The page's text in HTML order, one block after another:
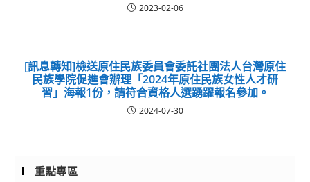
2023-02-06
[訊息轉知]檢送原住民族委員會委託社團法人台灣原住
民族學院促進會辦理「2024年原住民族女性人才研
習」海報1份，請符合資格人選踴躍報名參加。
2024-07-30
重點專區